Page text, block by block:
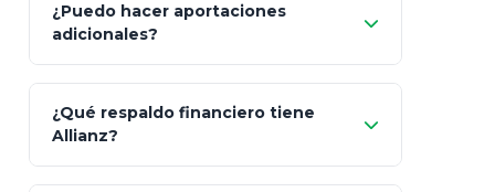
100% a tus
beneficiarios designados
¿Puedo hacer aportaciones
adicionales?
¿Qué respaldo financiero tiene
Allianz?